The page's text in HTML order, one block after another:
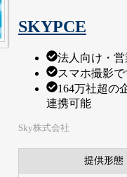
SKYPCE
法人向け・
スマホ撮影
164万社超の
連携可能
Sky株式会社
提供形態